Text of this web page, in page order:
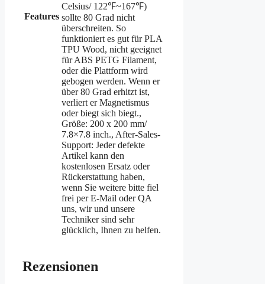
Features
Celsius/ 122℉~167℉)
sollte 80 Grad nicht
überschreiten. So
funktioniert es gut für PLA
TPU Wood, nicht geeignet
für ABS PETG Filament,
oder die Plattform wird
gebogen werden. Wenn er
über 80 Grad erhitzt ist,
verliert er Magnetismus
oder biegt sich biegt.,
Größe: 200 x 200 mm/
7.8×7.8 inch., After-Sales-
Support: Jeder defekte
Artikel kann den
kostenlosen Ersatz oder
Rückerstattung haben,
wenn Sie weitere bitte fiel
frei per E-Mail oder QA
uns, wir und unsere
Techniker sind sehr
glücklich, Ihnen zu helfen.
Rezensionen